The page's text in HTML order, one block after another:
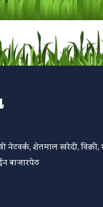
शेतमाल खरेदी, विक्री,
बाजारपेठ